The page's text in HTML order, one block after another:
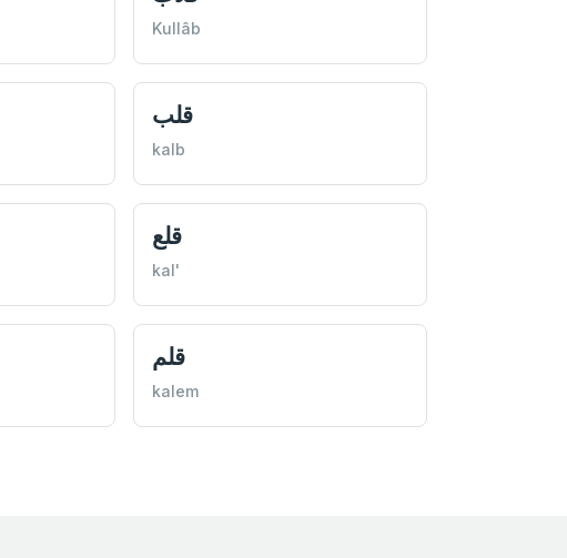
Kullâb
قلب
kalb
قلع
kal'
قلم
kalem